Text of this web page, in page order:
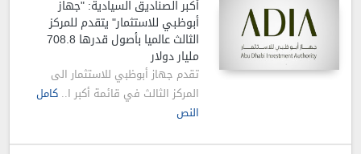
أكبر الصناديق السيادية: "جهاز
أبوظبي للاستثمار" يتقدم للمركز
الثالث عالميا بأصول قدرها 708.8
مليار دولار
تقدم جهاز أبوظبي للاستثمار الى
المركز الثالث في قائمة أكبر ا..كامل
النص